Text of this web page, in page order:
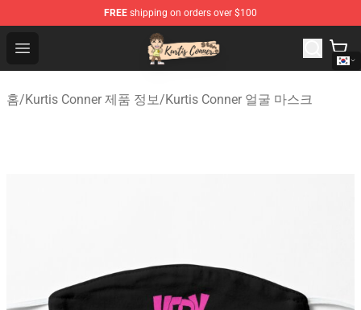
FREE shipping on orders over $100
Open menu
Kurtis Conner Store - Official Kurtis Conner Merchandise
홈/Kurtis Conner 제품 정보/Kurtis Conner 얼굴 마스크